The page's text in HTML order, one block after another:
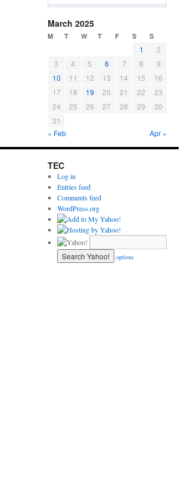
March 2025
M T W T F S S
1
2
3
4 5 6 7 8
9
10
11 12 13 14 15
16
17
18 19 20 21 22
23
24
25 26 27 28 29
30
31
« Feb
Apr »
TEC
Log in
Entries feed
Comments feed
WordPress.org
options